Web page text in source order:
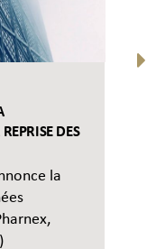
DES
la